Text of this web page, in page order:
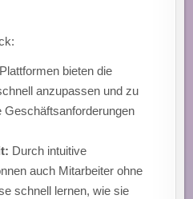
bieten die
anzupassen und zu
Durch intuitive
auch Mitarbeiter ohne
schnell lernen, wie sie